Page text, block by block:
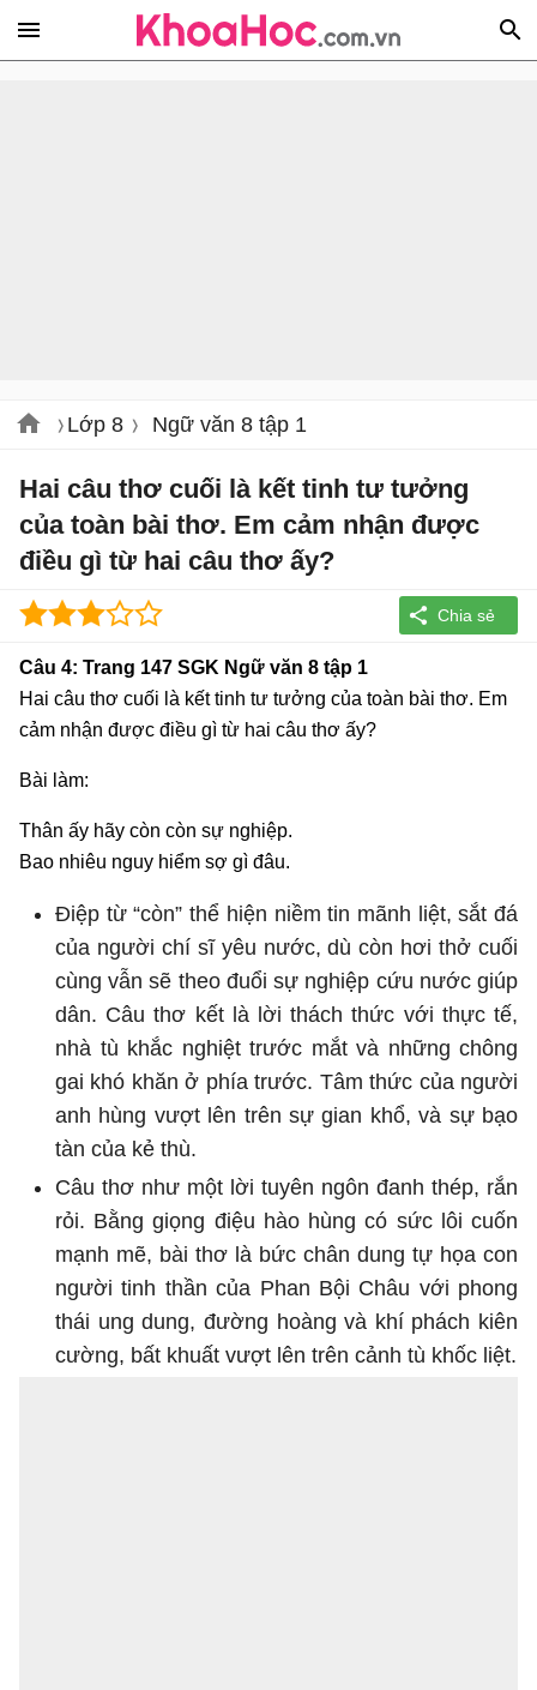
Lớp 8 Ngữ văn 8 tập 1
Hai câu thơ cuối là kết tinh tư tưởng
của toàn bài thơ. Em cảm nhận được
điều gì từ hai câu thơ ấy?
Câu 4: Trang 147 SGK Ngữ văn 8 tập 1
Hai câu thơ cuối là kết tinh tư tưởng của toàn bài thơ. Em
cảm nhận được điều gì từ hai câu thơ ấy?
Bài làm:
Thân ấy hãy còn còn sự nghiệp.
Bao nhiêu nguy hiểm sợ gì đâu.
Điệp từ “còn” thể hiện niềm tin mãnh liệt, sắt đá
của người chí sĩ yêu nước, dù còn hơi thở cuối
cùng vẫn sẽ theo đuổi sự nghiệp cứu nước giúp
dân. Câu thơ kết là lời thách thức với thực tế,
nhà tù khắc nghiệt trước mắt và những chông
gai khó khăn ở phía trước. Tâm thức của người
anh hùng vượt lên trên sự gian khổ, và sự bạo
tàn của kẻ thù.
Câu thơ như một lời tuyên ngôn đanh thép, rắn
rỏi. Bằng giọng điệu hào hùng có sức lôi cuốn
mạnh mẽ, bài thơ là bức chân dung tự họa con
người tinh thần của Phan Bội Châu với phong
thái ung dung, đường hoàng và khí phách kiên
cường, bất khuất vượt lên trên cảnh tù khốc liệt.